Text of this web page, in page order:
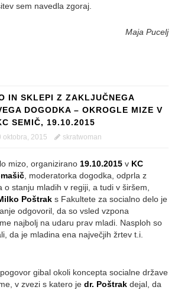
sem navedla zgoraj.
Maja Pucelj
IN SKLEPI Z ZAKLJUČNEGA
DOGODKA – OKROGLE MIZE V
SEMIČ, 19.10.2015
oktobra, 2015 skratwoman
mizo, organizirano 19.10.2015 v KC
, moderatorka dogodka, odprla z
o stanju mladih v regiji, a tudi v širšem,
Poštrak s Fakultete za socialno delo je
odgovoril, da so vsled vzpona
najbolj na udaru prav mladi. Nasploh so
da je mladina ena največjih žrtev t.i.
gibal okoli koncepta socialne države
v zvezi s katero je dr. Poštrak dejal, da